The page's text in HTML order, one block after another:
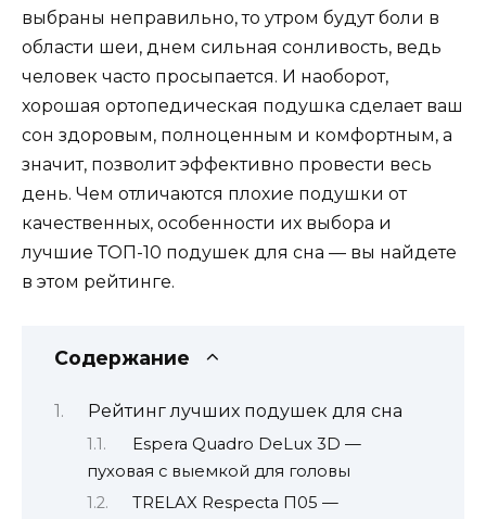
выбраны неправильно, то утром будут боли в
области шеи, днем ​​сильная сонливость, ведь
человек часто просыпается. И наоборот,
хорошая ортопедическая подушка сделает ваш
сон здоровым, полноценным и комфортным, а
значит, позволит эффективно провести весь
день. Чем отличаются плохие подушки от
качественных, особенности их выбора и
лучшие ТОП-10 подушек для сна — вы найдете
в этом рейтинге.
Содержание
Рейтинг лучших подушек для сна
Espera Quadro DeLux 3D —
пуховая с выемкой для головы
TRELAX Respecta П05 —